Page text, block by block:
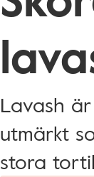
Lavash
utmärkt
stora